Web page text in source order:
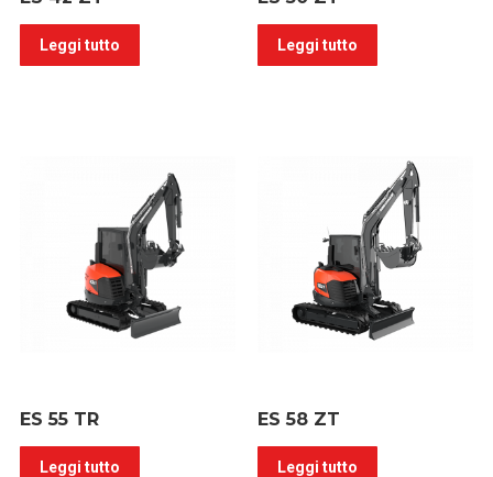
Leggi tutto Leggi tutto
ES 55 TR
Leggi tutto
ES 58 ZT
Leggi tutto